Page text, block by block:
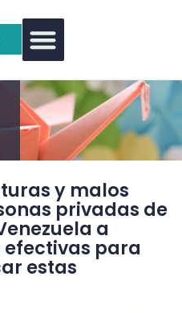
y malos
privadas de
a
para
estas